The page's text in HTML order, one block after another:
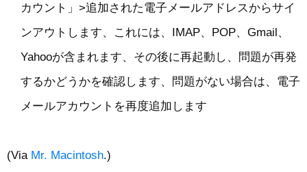
カウント」>追加された電子メールアドレスからサイ
ンアウトします、これには、IMAP、POP、Gmail、
Yahooが含まれます、その後に再起動し、問題が再発
するかどうかを確認します、問題がない場合は、電子
メールアカウントを再度追加します
(Via Mr. Macintosh.)